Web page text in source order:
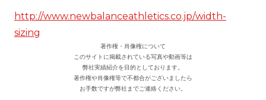
http://www.newbalanceathletics.co.jp/width-
sizing
著作権・肖像権について
このサイトに掲載されている写真や動画等は
弊社実績紹介を目的としております。
著作権や肖像権等で不都合がございましたら
お手数ですが弊社までご連絡ください。